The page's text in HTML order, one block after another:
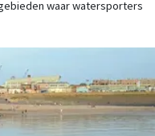
waar watersporters